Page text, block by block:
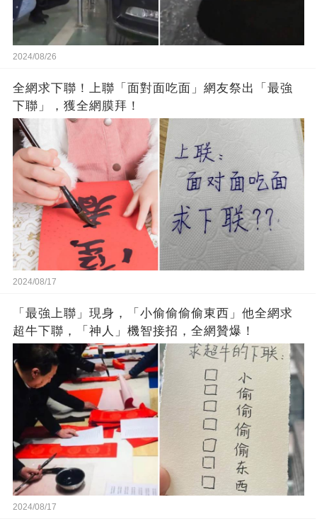
2024/08/26
全網求下聯！上聯「面對面吃面」網友祭出「最強
下聯」，獲全網膜拜！
2024/08/17
「最強上聯」現身，「小偷偷偷偷東西」他全網求
超牛下聯，「神人」機智接招，全網贊爆！
2024/08/17